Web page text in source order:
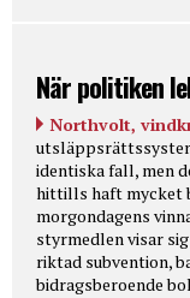
När politiken
Northvolt,
identiska fall, men
hittills haft mycket
morgondagens
styrmedlen visar
riktad subvention,
bidragsberoende